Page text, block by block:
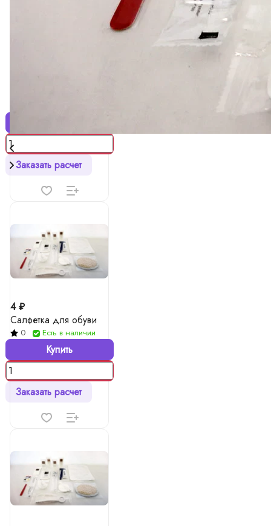
Заказать расчет
4 ₽
Салфетка для обуви
0 Есть в наличии
Купить
Заказать расчет